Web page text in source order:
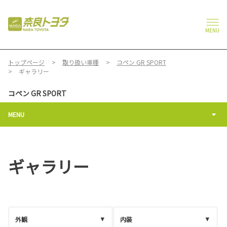
MENU
トップページ 取り扱い車種
コペン GR SPORT
ギャラリー
コペン GR SPORT
MENU
ギャラリー
外観 内装